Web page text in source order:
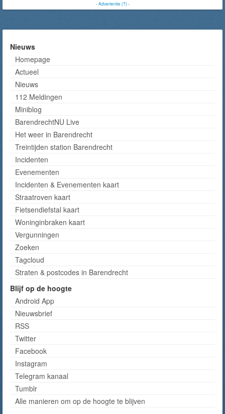
-Advertentie (?)-
Nieuws
Homepage
Actueel
Nieuws
112 Meldingen
Miniblog
BarendrechtNU Live
Het weer in Barendrecht
Treintijden station Barendrecht
Incidenten
Evenementen
Incidenten & Evenementen kaart
Straatroven kaart
Fietsendiefstal kaart
Woninginbraken kaart
Vergunningen
Zoeken
Tagcloud
Straten & postcodes in Barendrecht
Blijf op de hoogte
Android App
Nieuwsbrief
RSS
Twitter
Facebook
Instagram
Telegram kanaal
Tumblr
Alle manieren om op de hoogte te blijven